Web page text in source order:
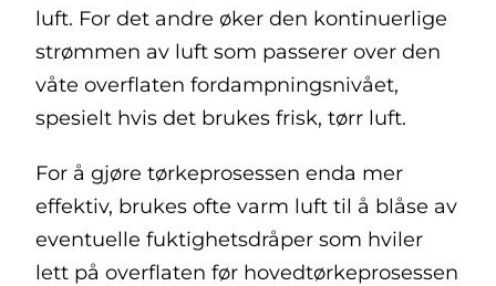
luft. For det andre øker den kontinuerlige
strømmen av luft som passerer over den
våte overflaten fordampningsnivået,
spesielt hvis det brukes frisk, tørr luft.
For å gjøre tørkeprosessen enda mer
effektiv, brukes ofte varm luft til å blåse av
eventuelle fuktighetsdråper som hviler
lett på overflaten før hovedtørkeprosessen